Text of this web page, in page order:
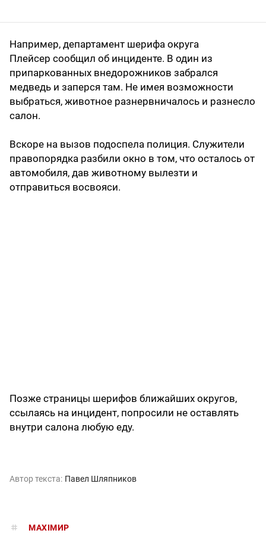
Например, департамент шерифа округа
Плейсер сообщил об инциденте. В один из
припаркованных внедорожников забрался
медведь и заперся там. Не имея возможности
выбраться, животное разнервничалось и разнесло
салон.
Вскоре на вызов подоспела полиция. Служители
правопорядка разбили окно в том, что осталось от
автомобиля, дав животному вылезти и
отправиться восвояси.
Позже страницы шерифов ближайших округов,
ссылаясь на инцидент, попросили не оставлять
внутри салона любую еду.
Автор текста: Павел Шляпников
MAXIMИР